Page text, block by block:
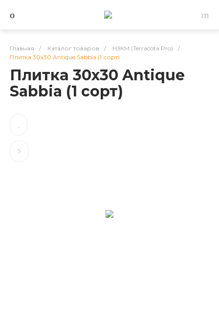
Главная / Каталог товаров / НЗКМ (Terracota Pro)
/
Плитка 30х30 Antique Sabbia (1 сорт)
Плитка 30х30 Antique
Sabbia (1 сорт)